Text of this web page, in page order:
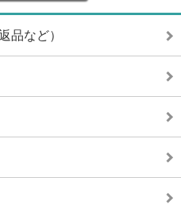
品など）